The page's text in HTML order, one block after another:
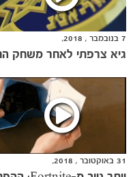
7 בנובמבר , 2018,
31 באוקטובר , 2018,